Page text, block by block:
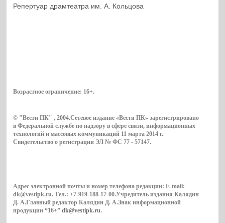
Репертуар драмтеатра им. А. Кольцова
Возрастное ограничение: 16+.
© "Вести ПК" , 2004.Сетевое издание «Вести ПК» зарегистрировано
в Федеральной службе по надзору в сфере связи, информационных
технологий и массовых коммуникаций 11 марта 2014 г.
Свидетельство о регистрации ЭЛ № ФС 77 - 57147.
Адрес электронной почты и номер телефона редакции: E-mail:
dk@vestipk.ru. Тел.: +7-919-188-17-00.Учредитель издания Калядин
Д. А.Главный редактор Калядин Д. А.Знак информационной
продукции “16+”dk@vestipk.ru.